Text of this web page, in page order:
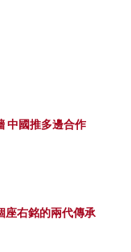
中國推多邊合作
座右銘的兩代傳承